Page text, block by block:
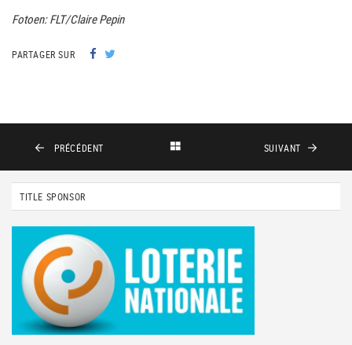
Fotoen: FLT/Claire Pepin
PARTAGER SUR
PRÉCÉDENT SUIVANT
TITLE SPONSOR